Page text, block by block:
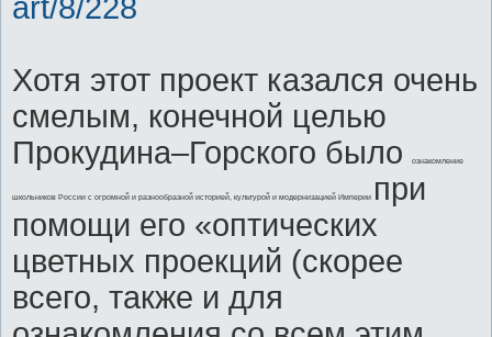
art/8/228
Хотя этот проект казался очень
смелым, конечной целью
Прокудина–Горского было
ознакомление
школьников России с огромной и разнообразной историей, культурой и модернизацией Империи при
помощи его «оптических
цветных проекций (скорее
всего, также и для